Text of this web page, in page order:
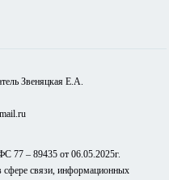
Звеняцкая Е.А.
77 – 89435 от 06.05.2025г.
сфере связи, информационных